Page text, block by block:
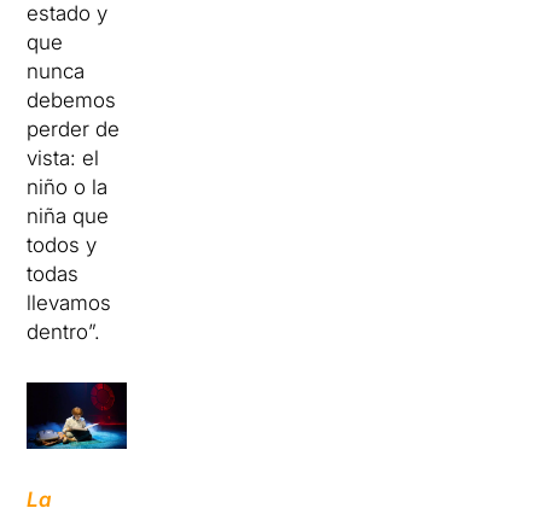
estado y
que
nunca
debemos
perder de
vista: el
niño o la
niña que
todos y
todas
llevamos
dentro”.
La